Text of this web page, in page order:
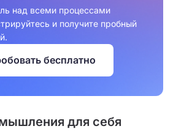
над всеми процессами
и получите пробный
бесплатно
для себя